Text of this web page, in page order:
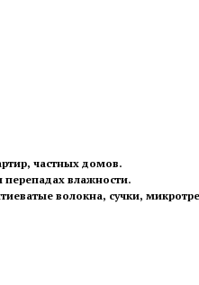
частных домов.
влажности.
волокна, сучки,